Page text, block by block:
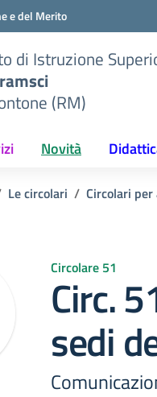
e del Merito
di Istruzione
(RM)
Novità
Le circolari Circolari
Circolare 51
Circ.
sedi